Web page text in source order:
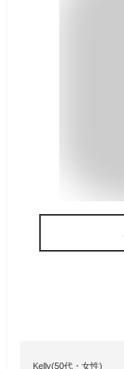
Kelly(50代・女性)